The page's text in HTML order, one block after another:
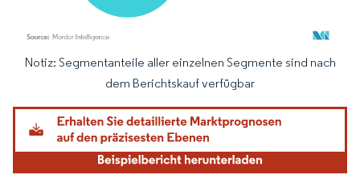
Bild © Mordor Intelligence. Wiederverwendung erfordert Namensnennung
Notiz: Segmentanteile aller einzelnen Segmente sind nach
dem Berichtskauf verfügbar